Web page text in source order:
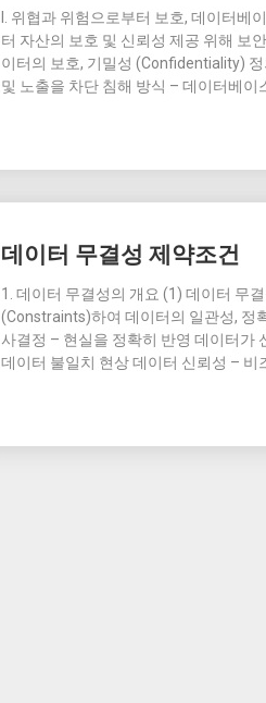
I. 위협과 위험으로부터 보호, 데이터
터 자산의 보호 및 신뢰성 제공 위해 보
이터의 보호, 기밀성 (Confidentiality)
및 노출을 차단 침해 방식 – 데이터베이
데이터 무결성 제약조건
1. 데이터 무결성의 개요 (1) 데이터 무
(Constraints)하여 데이터의 일관성, 정
사결정 – 현실을 정확히 반영 데이터가
데이터 불일치 현상 데이터 신뢰성 – 비